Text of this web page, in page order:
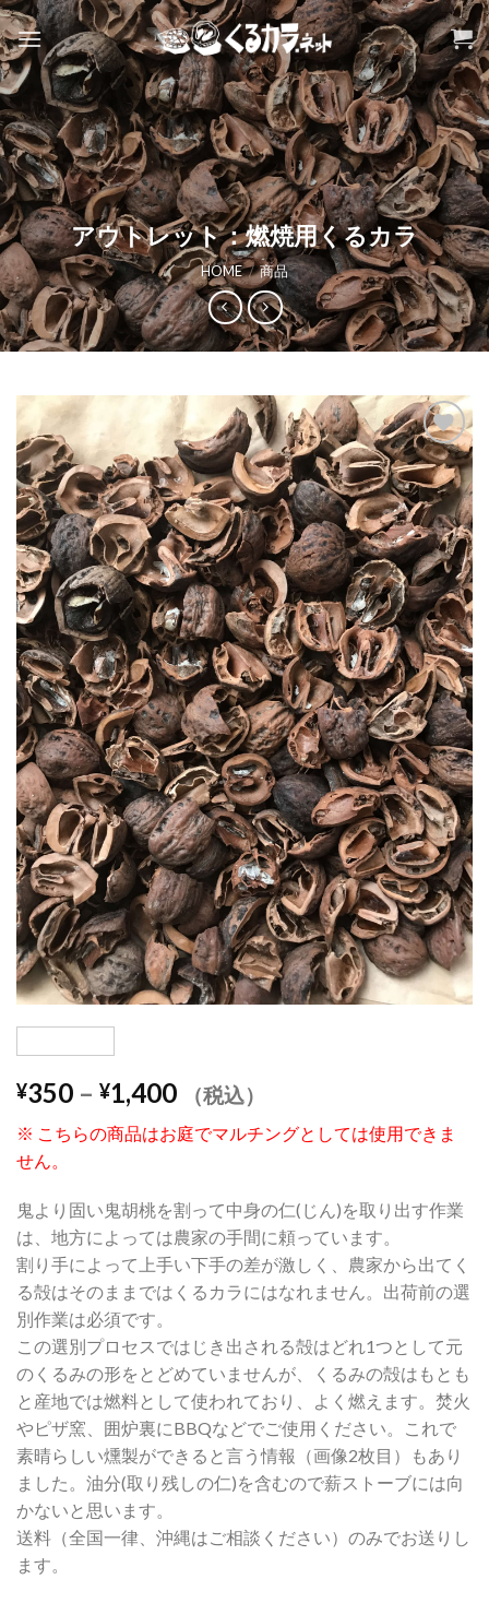
Skip
to
content
アウトレット：燃焼用くるカラ
HOME / 商品
お気
に入
りに
追加
¥350 – ¥1,400 （税込）
※ こちらの商品はお庭でマルチングとしては使用できま
せん。
鬼より固い鬼胡桃を割って中身の仁(じん)を取り出す作業
は、地方によっては農家の手間に頼っています。
割り手によって上手い下手の差が激しく、農家から出てく
る殻はそのままではくるカラにはなれません。出荷前の選
別作業は必須です。
この選別プロセスではじき出される殻はどれ1つとして元
のくるみの形をとどめていませんが、くるみの殻はもとも
と産地では燃料として使われており、よく燃えます。焚火
やピザ窯、囲炉裏にBBQなどでご使用ください。これで
素晴らしい燻製ができると言う情報（画像2枚目）もあり
ました。油分(取り残しの仁)を含むので薪ストーブには向
かないと思います。
送料（全国一律、沖縄はご相談ください）のみでお送りし
ます。